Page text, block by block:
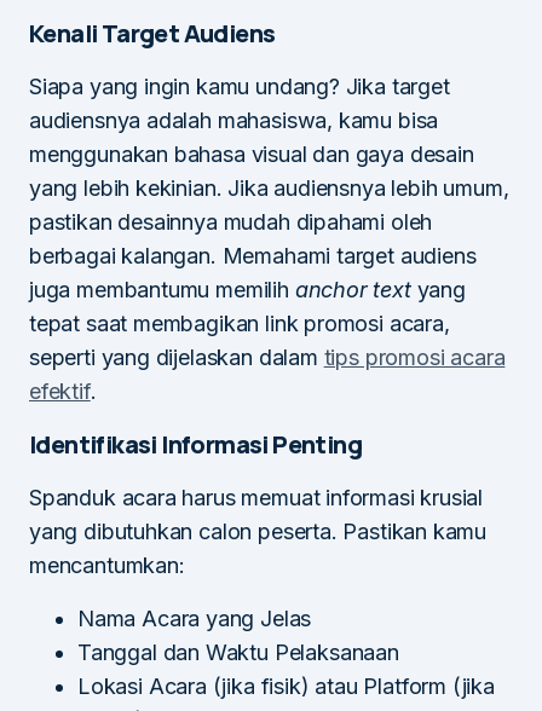
Kenali Target Audiens
Siapa yang ingin kamu undang? Jika target
audiensnya adalah mahasiswa, kamu bisa
menggunakan bahasa visual dan gaya desain
yang lebih kekinian. Jika audiensnya lebih umum,
pastikan desainnya mudah dipahami oleh
berbagai kalangan. Memahami target audiens
juga membantumu memilih anchor textyang
tepat saat membagikan link promosi acara,
seperti yang dijelaskan dalam tips promosi acara
efektif.
Identifikasi Informasi Penting
Spanduk acara harus memuat informasi krusial
yang dibutuhkan calon peserta. Pastikan kamu
mencantumkan:
Nama Acara yang Jelas
Tanggal dan Waktu Pelaksanaan
Lokasi Acara (jika fisik) atau Platform (jika